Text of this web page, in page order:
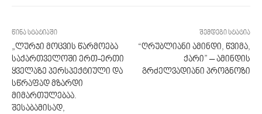
წინა სტატიაში
„ლურჯი მოცვის წარმოება
საქართველოში ერთ-ერთი
ყველაზე პერსპექტიული და
სწრაფად მზარდი
მიმართულებაა.
შესაბამისად,
შემდეგი სტატია
“ღრუბლიანი ამინდი, წვიმა,
ქარი” – ამინდის
გრძელვადიანი პროგნოზი